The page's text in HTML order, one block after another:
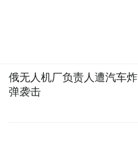
俄无人机厂负责人遭汽车炸
弹袭击